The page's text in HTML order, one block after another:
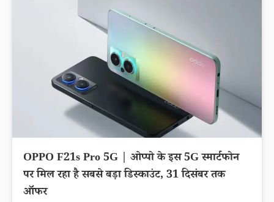
OPPO F21s Pro 5G | ओप्पो के इस 5G स्मार्टफोन
पर मिल रहा है सबसे बड़ा डिस्काउंट, 31 दिसंबर तक
ऑफर